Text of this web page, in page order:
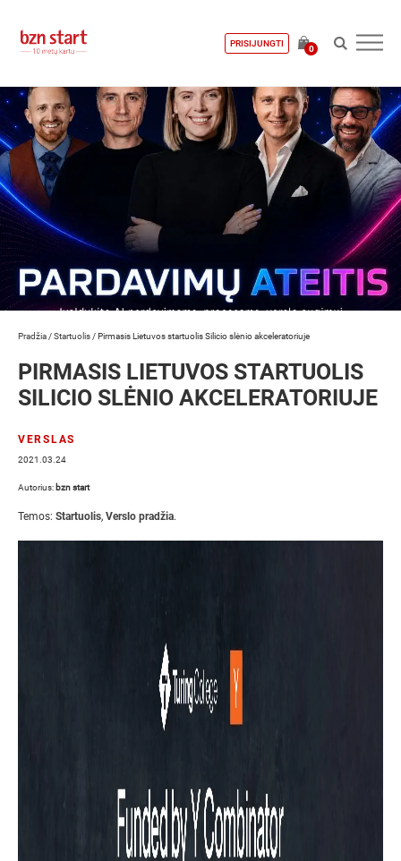
PRISIJUNGTI
0
Pradžia /Startuolis /Pirmasis Lietuvos startuolis Silicio slėnio akceleratoriuje
PIRMASIS LIETUVOS STARTUOLIS
SILICIO SLĖNIO AKCELERATORIUJE
VERSLAS
2021.03.24
Autorius: bzn start
Temos: Startuolis, Verslo pradžia.